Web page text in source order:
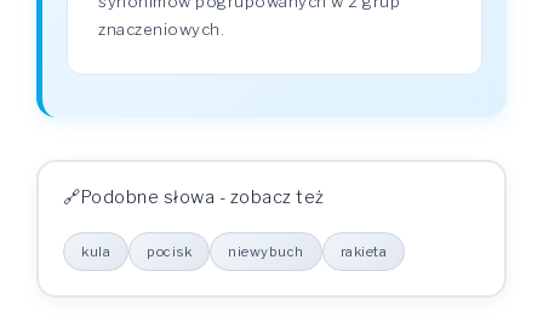
znaczeniowych.
Podobne słowa - zobacz też
kula pocisk niewybuch rakieta